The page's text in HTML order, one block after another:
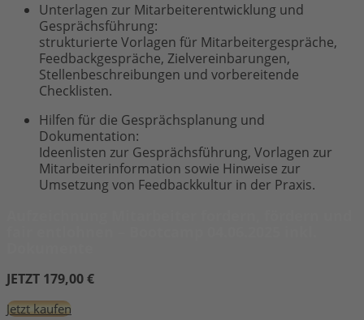
Unterlagen zur Mitarbeiterentwicklung und
Gesprächsführung:
strukturierte Vorlagen für Mitarbeitergespräche,
Feedbackgespräche, Zielvereinbarungen,
Stellenbeschreibungen und vorbereitende
Checklisten.
Hilfen für die Gesprächsplanung und
Dokumentation:
Ideenlisten zur Gesprächsführung, Vorlagen zur
Mitarbeiterinformation sowie Hinweise zur
Umsetzung von Feedbackkultur in der Praxis.
JETZT 179,00 €
Jetzt kaufen